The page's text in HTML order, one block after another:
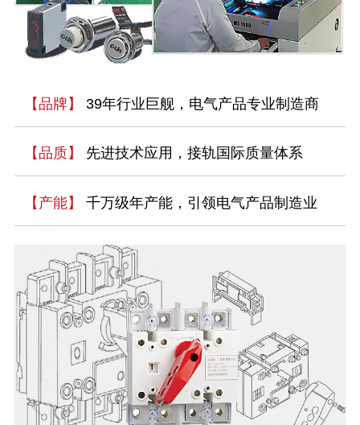
【品牌】 39年行业巨舰，电气产品专业制造商
【品质】 先进技术应用，接轨国际质量体系
【产能】 千万级年产能，引领电气产品制造业